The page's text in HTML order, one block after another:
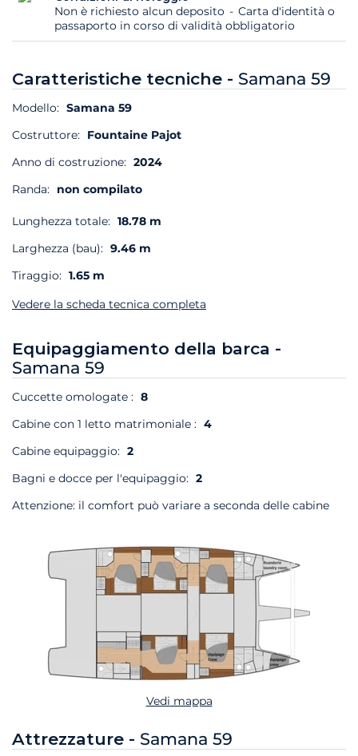
Non è richiesto alcun deposito
Carta d'identità o
passaporto in corso di validità obbligatorio
Caratteristiche tecniche - Samana 59
Modello: Samana 59
Costruttore: Fountaine Pajot
Anno di costruzione: 2024
Randa: non compilato
Lunghezza totale: 18.78 m
Larghezza (bau): 9.46 m
Tiraggio: 1.65 m
Vedere la scheda tecnica completa
Equipaggiamento della barca -
Samana 59
Cuccette omologate : 8
Cabine con 1 letto matrimoniale : 4
Cabine equipaggio: 2
Bagni e docce per l'equipaggio: 2
Attenzione: il comfort può variare a seconda delle cabine
Vedi mappa
Attrezzature - Samana 59